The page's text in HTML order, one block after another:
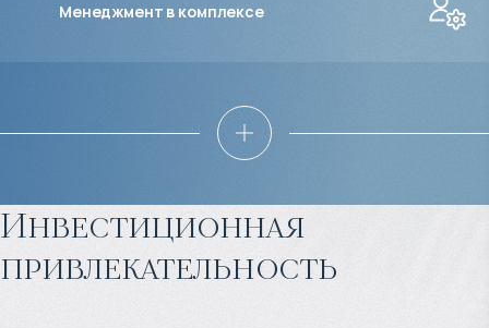
Менеджмент в комплексе
Инвестиционная
привлекательность